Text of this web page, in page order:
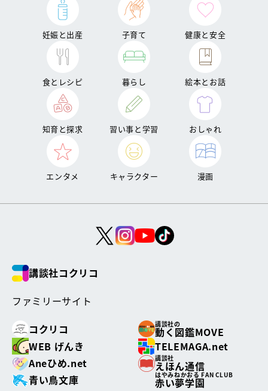
妊娠と出産 子育て 健康と安全
食とレシピ 暮らし 絵本とお話
知育と探求 習い事と学習 おしゃれ
エンタメ キャラクター 漫画
講談社コクリコ
ファミリーサイト
コクリコ
講談社の
動く図鑑MOVE
WEB げんき
TELEMAGA.net
Aneひめ.net
講談社
えほん通信
青い鳥文庫
はやみねかおる FAN CLUB
赤い夢学園